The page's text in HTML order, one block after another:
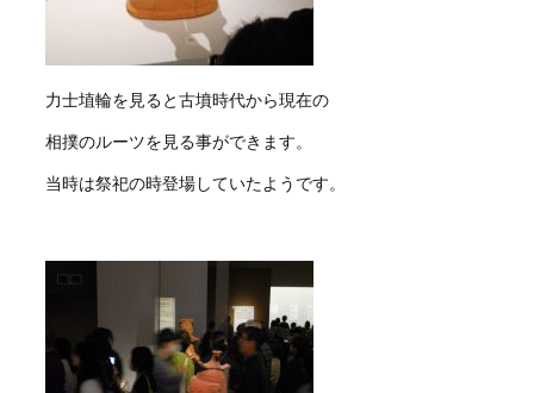
力士埴輪を見ると古墳時代から現在の
相撲のルーツを見る事ができます。
当時は祭祀の時登場していたようです。